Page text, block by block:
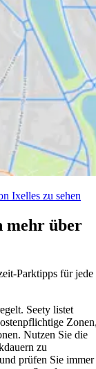
Ixelles zu sehen
mehr über
Parktipps für jede
Seety listet
Nutzen Sie die
zu
prüfen Sie immer